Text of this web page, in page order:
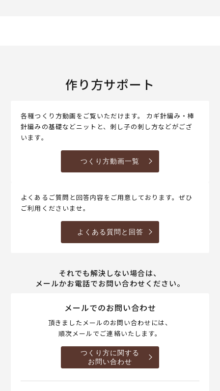
作り方サポート
各種つくり方動画をご覧いただけます。 カギ針編み・棒
針編みの基礎などニットと、刺し子の刺し方などがござ
います。
つくり方動画一覧
よくあるご質問と回答内容をご用意しております。ぜひ
ご利用くださいませ。
よくある質問と回答
それでも解決しない場合は、
メールかお電話でお問い合わせください。
メールでのお問い合わせ
頂きましたメールのお問い合わせには、
順次メールでご連絡いたします。
つくり方に関する
お問い合わせ